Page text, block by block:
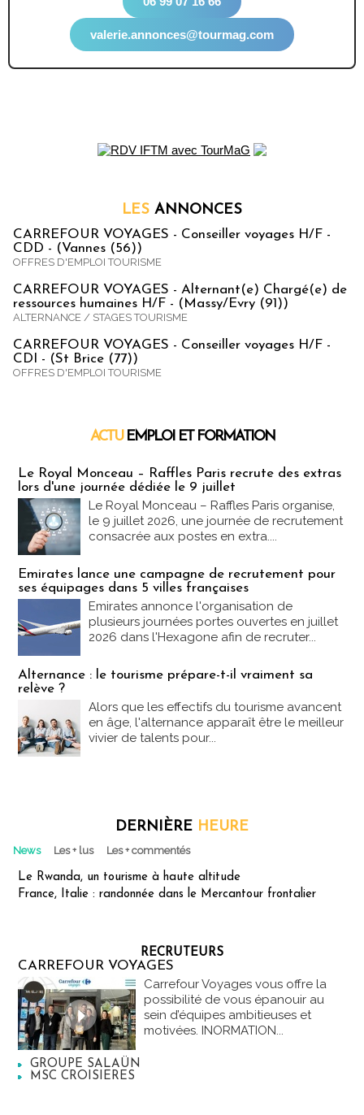
valerie.annonces@tourmag.com
LES ANNONCES
CARREFOUR VOYAGES - Conseiller voyages H/F -
CDD - (Vannes (56))
OFFRES D'EMPLOI TOURISME
CARREFOUR VOYAGES - Alternant(e) Chargé(e) de
ressources humaines H/F - (Massy/Evry (91))
ALTERNANCE / STAGES TOURISME
CARREFOUR VOYAGES - Conseiller voyages H/F -
CDI - (St Brice (77))
OFFRES D'EMPLOI TOURISME
ACTU EMPLOI ET FORMATION
Le Royal Monceau – Raffles Paris recrute des extras
lors d'une journée dédiée le 9 juillet
Le Royal Monceau – Raffles Paris organise,
le 9 juillet 2026, une journée de recrutement
consacrée aux postes en extra....
Emirates lance une campagne de recrutement pour
ses équipages dans 5 villes françaises
Emirates annonce l'organisation de
plusieurs journées portes ouvertes en juillet
2026 dans l'Hexagone afin de recruter...
Alternance : le tourisme prépare-t-il vraiment sa
relève ?
Alors que les effectifs du tourisme avancent
en âge, l'alternance apparaît être le meilleur
vivier de talents pour...
DERNIÈRE HEURE
News Les + lus Les + commentés
Le Rwanda, un tourisme à haute altitude
France, Italie : randonnée dans le Mercantour frontalier
RECRUTEURS
CARREFOUR VOYAGES
Carrefour Voyages vous offre la
possibilité de vous épanouir au
sein d’équipes ambitieuses et
motivées. INORMATION...
GROUPE SALAÜN
MSC CROISIERES